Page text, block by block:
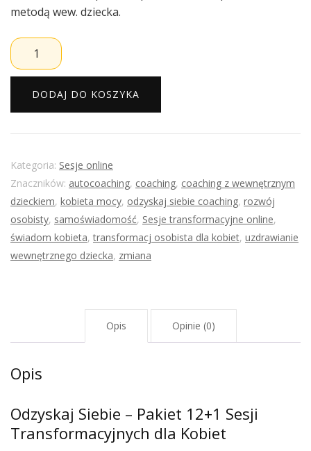
metodą wew. dziecka.
ilość
"Odzyskaj
12+1
Transformacyjnych
DODAJ DO KOSZYKA
Kategoria: Sesje online
Znaczników: autocoaching, coaching, coaching z wewnętrznym
dzieckiem, kobieta mocy, odzyskaj siebie coaching, rozwój
osobisty, samoświadomość, Sesje transformacyjne online,
świadom kobieta,transformacj osobista dla kobiet, uzdrawianie
wewnętrznego dziecka, zmiana
Opis Opinie (0)
Opis
Odzyskaj Siebie – Pakiet 12+1 Sesji
Transformacyjnych dla Kobiet